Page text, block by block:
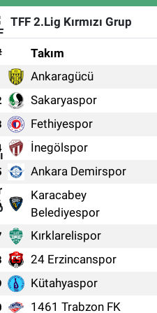
TFF 2.Lig Kırmızı Grup
Takım
Ankaragücü
Sakaryaspor
Fethiyespor
İnegölspor
Ankara Demirspor
Karacabey
Belediyespor
Kırklarelispor
24 Erzincanspor
Kütahyaspor
1461 Trabzon FK